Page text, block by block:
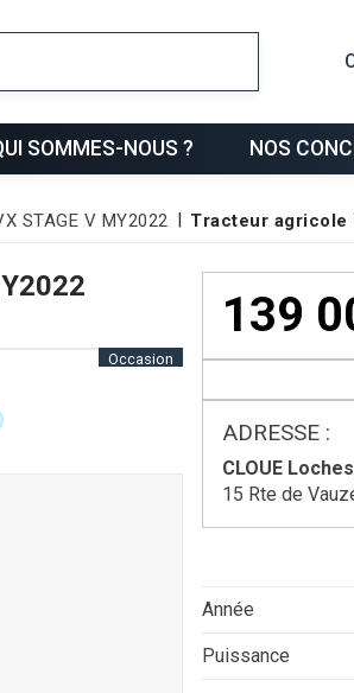
SOMMES-NOUS ? NOS
STAGE V MY2022 Tracteur agricole
Occasion
139
ADRESSE :
CLOUE
15 Rte de
Année
Puissance